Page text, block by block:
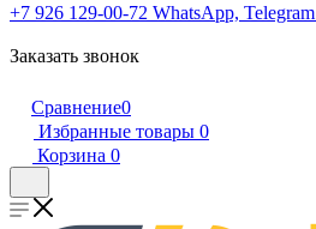
+7 926 129-00-72 WhatsApp, Telegram
Заказать звонок
Сравнение0
Избранные товары 0
Корзина 0